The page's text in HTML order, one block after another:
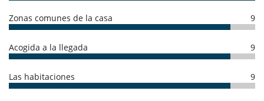
Zonas comunes de la casa 9
Acogida a la llegada 9
Las habitaciones 9